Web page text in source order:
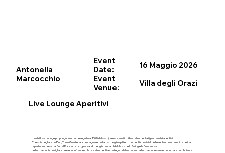
Antonella
Marcocchio
16 Maggio 2026
Event
Date:
Villa degli Orazi
Event
Venue:
Live Lounge Aperitivi
I nostri Live Lounge propongono un act eseguito al 100% dal vivo ( senza ausilio di basi strumentali) per i vostri aperitivi .
Che voi scegliate un Duo, Trio o Quartet accompagneremo l'arrivo degli ospiti ed i momenti conviviali dell'evento con un ampio e delicato
repertorio che va dal Pop al Rock acustico, passando per gli standard del Jazz dello Swing e la Bossanova.
Le formazioni consigliate prevedono 1 voce solista e strumenti a sostegno dello stesso. La formazione verrà concordata con il cliente